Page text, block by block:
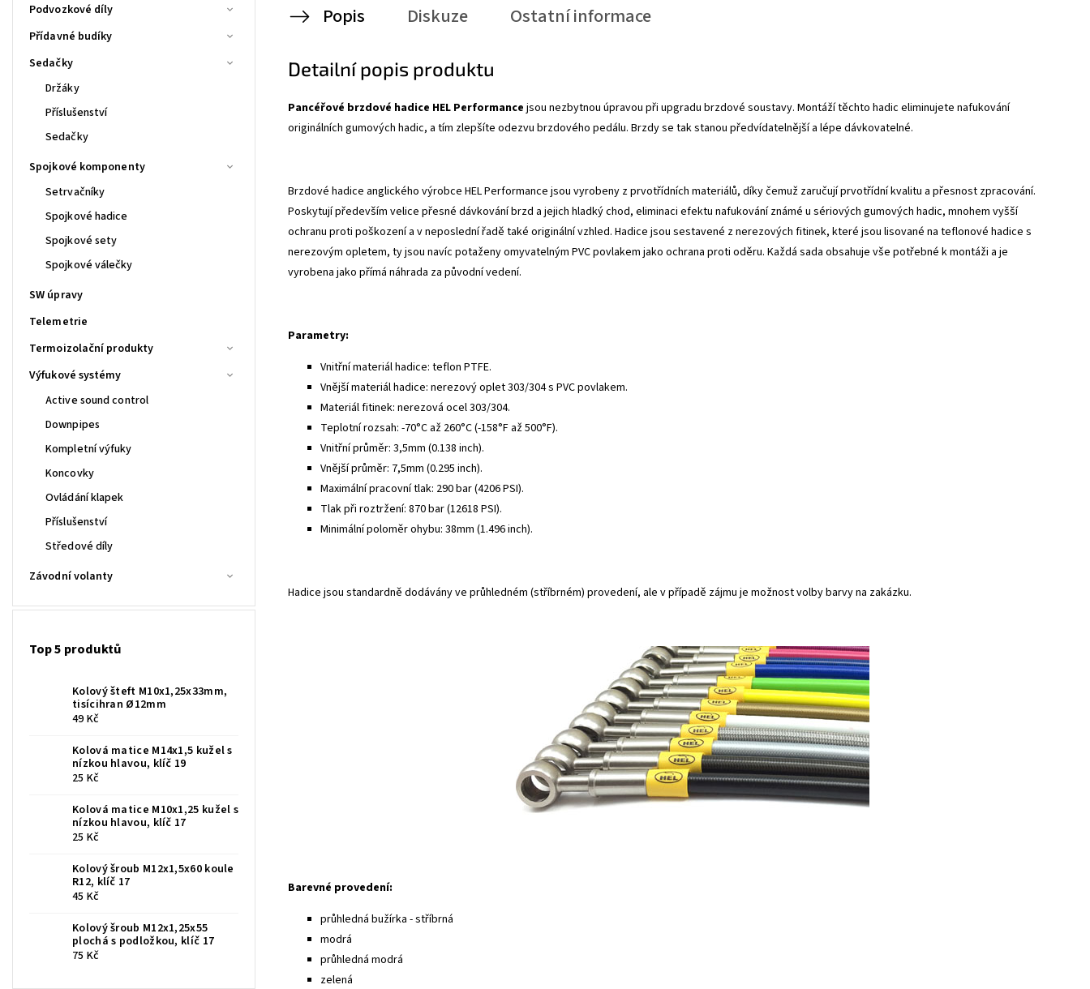
Podvozkové díly
Přídavné budíky
Sedačky
Držáky
Příslušenství
Sedačky
Spojkové komponenty
Setrvačníky
Spojkové hadice
Spojkové sety
Spojkové válečky
SW úpravy
Telemetrie
Termoizolační produkty
Výfukové systémy
Active sound control
Downpipes
Kompletní výfuky
Koncovky
Ovládání klapek
Příslušenství
Středové díly
Závodní volanty
Top 5 produktů
Kolový šteft M10x1,25x33mm,
tisícihran Ø12mm
49 Kč
Kolová matice M14x1,5 kužel s
nízkou hlavou, klíč 19
25 Kč
Kolová matice M10x1,25 kužel s
nízkou hlavou, klíč 17
25 Kč
Kolový šroub M12x1,5x60 koule
R12, klíč 17
45 Kč
Kolový šroub M12x1,25x55
plochá s podložkou, klíč 17
75 Kč
Popis Diskuze Ostatní informace
Detailní popis produktu
Pancéřové brzdové hadice HEL Performance jsou nezbytnou úpravou při upgradu brzdové soustavy. Montáží těchto hadic eliminujete nafukování
originálních gumových hadic, a tím zlepšíte odezvu brzdového pedálu. Brzdy se tak stanou předvídatelnější a lépe dávkovatelné.
Brzdové hadice anglického výrobce HEL Performance jsou vyrobeny z prvotřídních materiálů, díky čemuž zaručují prvotřídní kvalitu a přesnost zpracování.
Poskytují především velice přesné dávkování brzd a jejich hladký chod, eliminaci efektu nafukování známé u sériových gumových hadic, mnohem vyšší
ochranu proti poškození a v neposlední řadě také originální vzhled. Hadice jsou sestavené z nerezových fitinek, které jsou lisované na teflonové hadice s
nerezovým opletem, ty jsou navíc potaženy omyvatelným PVC povlakem jako ochrana proti oděru. Každá sada obsahuje vše potřebné k montáži a je
vyrobena jako přímá náhrada za původní vedení.
Parametry:
Vnitřní materiál hadice: teflon PTFE.
Vnější materiál hadice: nerezový oplet 303/304 s PVC povlakem.
Materiál fitinek: nerezová ocel 303/304.
Teplotní rozsah: -70°C až 260°C (-158°F až 500°F).
Vnitřní průměr: 3,5mm (0.138 inch).
Vnější průměr: 7,5mm (0.295 inch).
Maximální pracovní tlak: 290 bar (4206 PSI).
Tlak při roztržení: 870 bar (12618 PSI).
Minimální poloměr ohybu: 38mm (1.496 inch).
Hadice jsou standardně dodávány ve průhledném (stříbrném) provedení, ale v případě zájmu je možnost volby barvy na zakázku.
Barevné provedení:
průhledná bužírka - stříbrná
modrá
průhledná modrá
zelená